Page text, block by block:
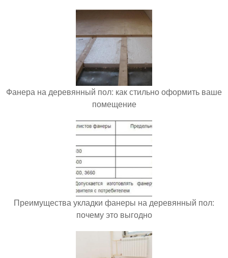
Фанера на деревянный пол: как стильно оформить ваше
помещение
Преимущества укладки фанеры на деревянный пол:
почему это выгодно